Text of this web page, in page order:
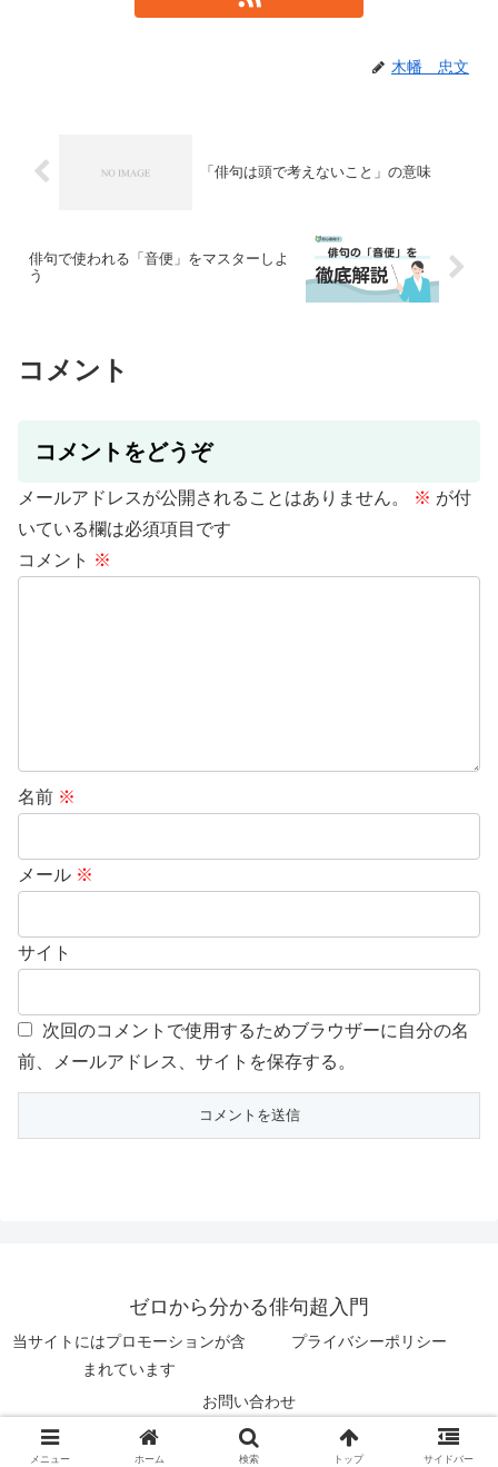
木幡 忠文
「俳句は頭で考えないこと」の意味
俳句で使われる「音便」をマスターしよ
う
コメント
コメントをどうぞ
メールアドレスが公開されることはありません。 ※ が付
いている欄は必須項目です
コメント ※
名前 ※
メール ※
サイト
次回のコメントで使用するためブラウザーに自分の名
前、メールアドレス、サイトを保存する。
ゼロから分かる俳句超入門
当サイトにはプロモーションが含
まれています
プライバシーポリシー
お問い合わせ
© 2019 ゼロから分かる俳句超入門.
メニュー ホーム 検索 トップ サイドバー